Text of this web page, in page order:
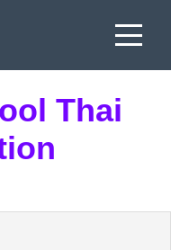
Thai